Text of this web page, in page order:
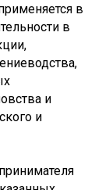
в
в
и
и